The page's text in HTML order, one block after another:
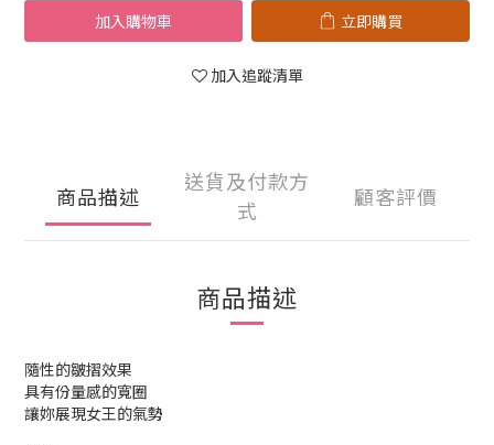
加入購物車 立即購買
加入追蹤清單
商品描述
送貨及付款方
式
顧客評價
商品描述
隨性的皺摺效果
具有份量感的寬圈
讓妳展現女王的氣勢